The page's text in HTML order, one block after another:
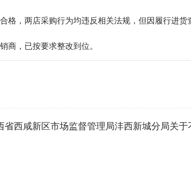
格，两店采购行为均违反相关法规，但因履行进
商，已按要求整改到位。
省西咸新区市场监督管理局沣西新城分局关